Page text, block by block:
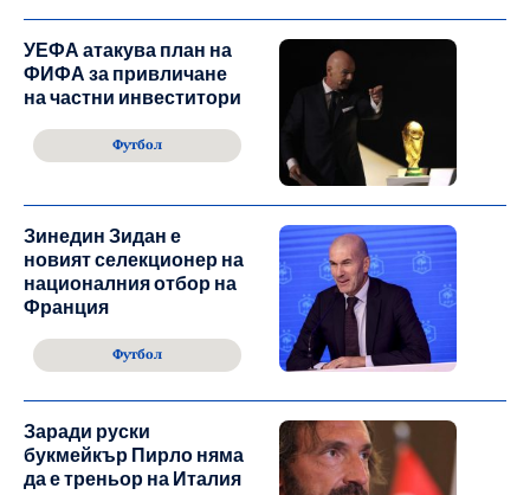
УЕФА атакува план на
ФИФА за привличане
на частни инвеститори
Футбол
Зинедин Зидан е
новият селекционер на
националния отбор на
Франция
Футбол
Заради руски
букмейкър Пирло няма
да е треньор на Италия